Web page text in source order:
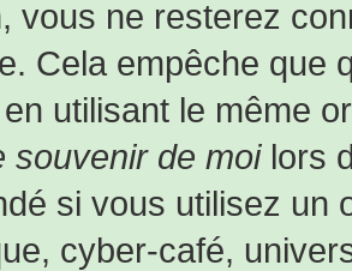
vous ne resterez
Cela empêche que
utilisant le même
souvenir de moilors
si vous utilisez un
cyber-café,